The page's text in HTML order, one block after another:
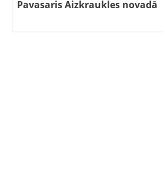
Pavasaris Aizkraukles novadā